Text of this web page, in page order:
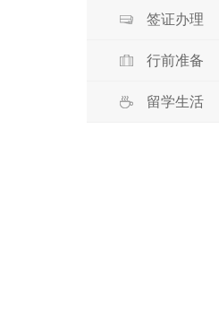
签证办理
行前准备
留学生活